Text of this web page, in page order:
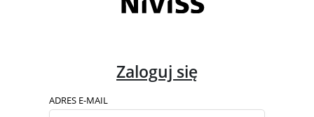
Zaloguj się
ADRES E-MAIL